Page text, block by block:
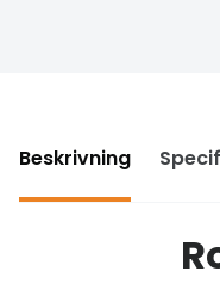
Beskrivning